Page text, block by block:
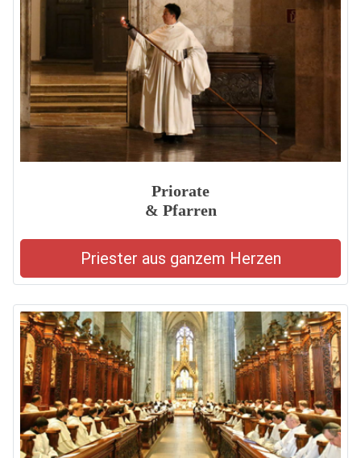
Priorate
& Pfarren
Priester aus ganzem Herzen